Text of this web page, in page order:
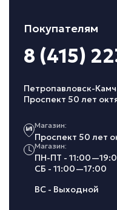
Покупателям
8 (415)
Петропавловск-
Проспект 50 лет
Магазин:
Проспект 50 лет
Магазин:
ПН-ПТ -
СБ - 11:00—17:00
ВС - Выходной